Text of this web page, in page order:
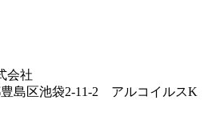
会社
島区池袋2-11-2 アルコイルスK